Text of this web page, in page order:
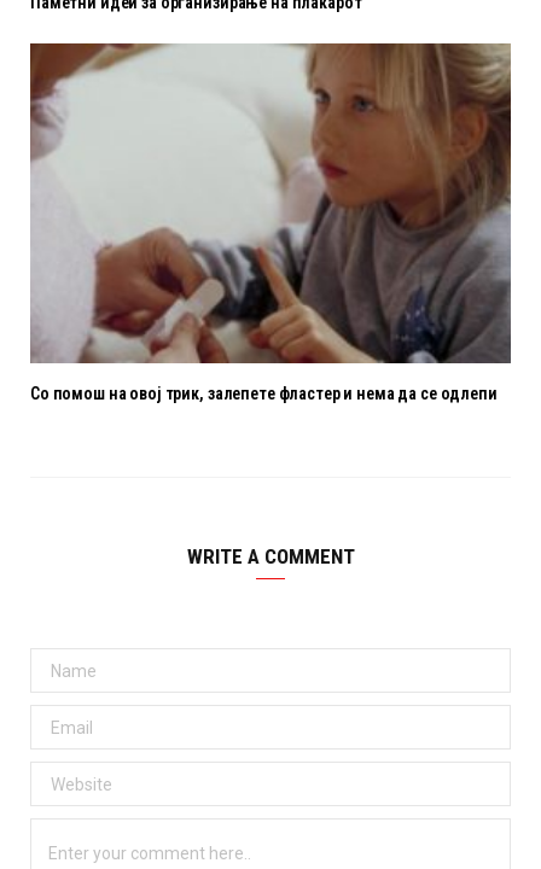
Со помош на овој трик, залепете фластер и нема да се одлепи
WRITE A COMMENT